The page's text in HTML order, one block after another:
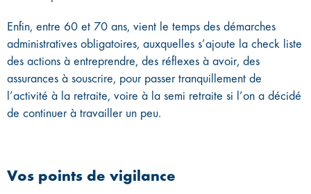
Enfin, entre 60 et 70 ans, vient le temps des démarches
administratives obligatoires, auxquelles s’ajoute la check liste
des actions à entreprendre, des réflexes à avoir, des
assurances à souscrire, pour passer tranquillement de
l’activité à la retraite, voire à la semi retraite si l’on a décidé
de continuer à travailler un peu.
Vos points de vigilance